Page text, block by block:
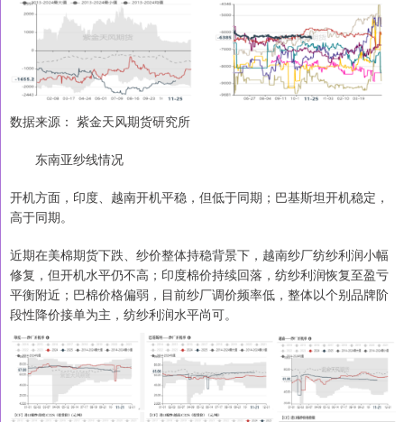
数据来源： 紫金天风期货研究所
东南亚纱线情况
开机方面，印度、越南开机平稳，但低于同期；巴基斯坦开机稳定，
高于同期。
近期在美棉期货下跌、纱价整体持稳背景下，越南纱厂纺纱利润小幅
修复，但开机水平仍不高；印度棉价持续回落，纺纱利润恢复至盈亏
平衡附近；巴棉价格偏弱，目前纱厂调价频率低，整体以个别品牌阶
段性降价接单为主，纺纱利润水平尚可。